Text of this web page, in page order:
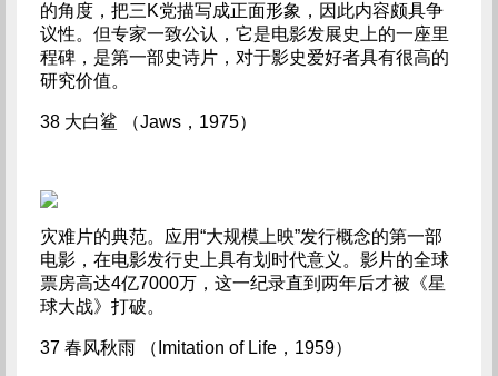
的角度，把三K党描写成正面形象，因此内容颇具争
议性。但专家一致公认，它是电影发展史上的一座里
程碑，是第一部史诗片，对于影史爱好者具有很高的
研究价值。
38 大白鲨 （Jaws，1975）
灾难片的典范。应用“大规模上映”发行概念的第一部
电影，在电影发行史上具有划时代意义。影片的全球
票房高达4亿7000万，这一纪录直到两年后才被《星
球大战》打破。
37 春风秋雨 （Imitation of Life，1959）